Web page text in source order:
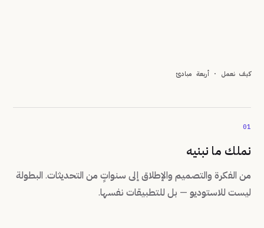
كيف نعمل · أربعة مبادئ
01
نملك ما نبنيه
من الفكرة والتصميم والإطلاق إلى سنواتٍ من التحديثات. البطولة
ليست للاستوديو — بل للتطبيقات نفسها.